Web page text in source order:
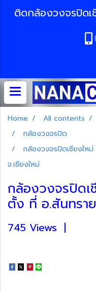
ติดกล้องวงจรปิดเ
Home All contents
กล้องวงจรปิด
กล้องวงจรปิดเชียงให
จ.เชียงใหม่
กล้องวงจรปิด
ตั้ง ที่ อ.สันทรา
745 Views |